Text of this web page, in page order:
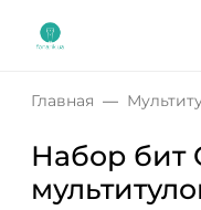
Главная
Набор бит